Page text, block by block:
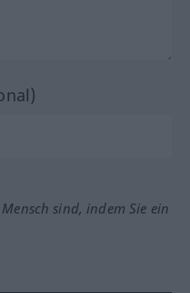
sind, indem Sie ein